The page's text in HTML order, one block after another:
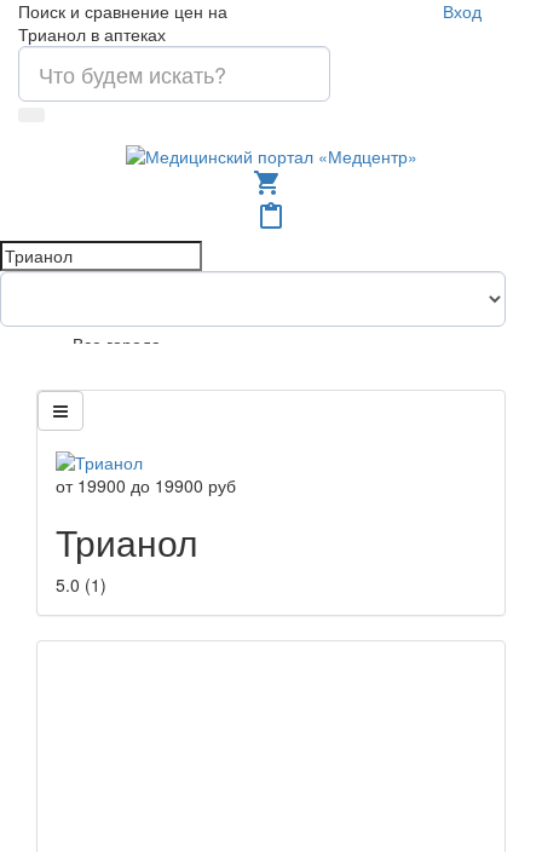
Поиск и сравнение цен на
Трианол в аптеках
Вход
shopping_cart
content_paste
Все города
от 19900 до 19900 руб
Трианол
5.0 (1)